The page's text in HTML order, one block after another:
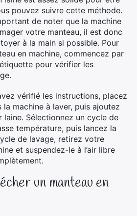
pouvez suivre cette méthode.
de noter que la machine
votre manteau, il est donc
à la main si possible. Pour
en machine, commencez par
pour vérifier les
vérifié les instructions, placez
machine à laver, puis ajoutez
laine. Sélectionnez un cycle de
température, puis lancez la
de lavage, retirez votre
et suspendez-le à l’air libre
un manteau en